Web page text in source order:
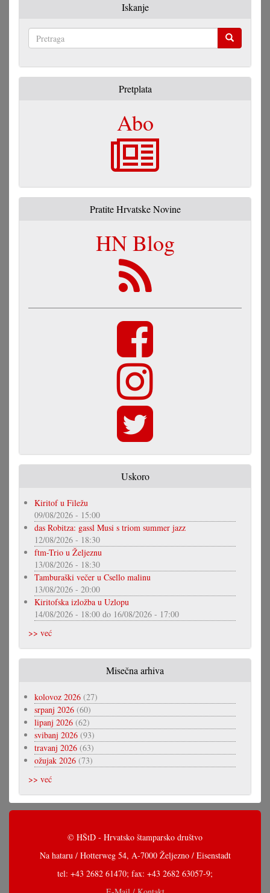
Iskanje
Pretplata
Abo
Pratite Hrvatske Novine
HN Blog
Uskoro
Kiritof u Filežu
09/08/2026 - 15:00
das Robitza: gassl Musi s triom summer jazz
12/08/2026 - 18:30
ftm-Trio u Željeznu
13/08/2026 - 18:30
Tamburaški večer u Csello malinu
13/08/2026 - 20:00
Kiritofska izložba u Uzlopu
14/08/2026 - 18:00 do 16/08/2026 - 17:00
>> već
Misečna arhiva
kolovoz 2026 (27)
srpanj 2026 (60)
lipanj 2026 (62)
svibanj 2026 (93)
travanj 2026 (63)
ožujak 2026 (73)
>> već
© HŠtD - Hrvatsko štamparsko društvo
Na hataru / Hotterweg 54, A-7000 Željezno / Eisenstadt
tel: +43 2682 61470; fax: +43 2682 63057-9;